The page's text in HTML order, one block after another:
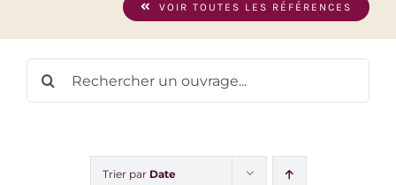
Mon panier
VOIR TOUTES LES RÉFÉRENCES
Trier par Date